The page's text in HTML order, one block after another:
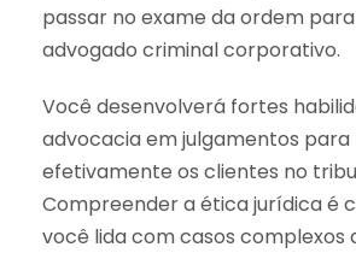
passar no exame da ordem
advogado criminal corporativo.
Você desenvolverá fortes
advocacia em julgamentos
efetivamente os clientes no
Compreender a ética jurídica é
você lida com casos complexos